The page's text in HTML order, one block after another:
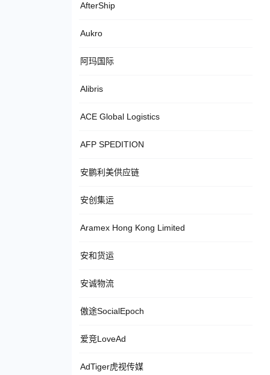
AfterShip
Aukro
阿玛国际
Alibris
ACE Global Logistics
AFP SPEDITION
安鹏利美供应链
安创集运
Aramex Hong Kong Limited
安和货运
安诚物流
傲途SocialEpoch
爱竞LoveAd
AdTiger虎视传媒